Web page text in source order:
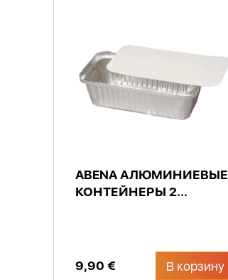
ABENA АЛЮМИНИЕВЫЕ
КОНТЕЙНЕРЫ 2...
9,90 € В корзину